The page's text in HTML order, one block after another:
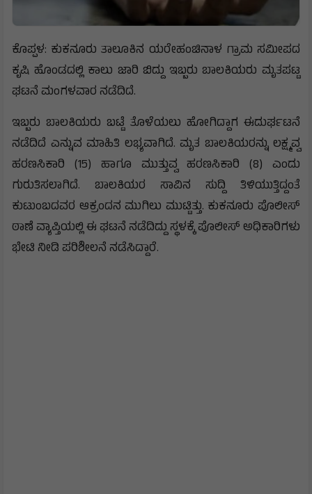
ಕೊಪ್ಪಳ: ಕುಕನೂರು ತಾಲೂಕಿನ ಯರೇಹಂಚಿನಾಳ ಗ್ರಾಮ ಸಮೀಪದ
ಕೃಷಿ ಹೊಂಡದಲ್ಲಿ ಕಾಲು ಜಾರಿ ಬಿದ್ದು ಇಬ್ಬರು ಬಾಲಕಿಯರು ಮೃತಪಟ್ಟ
ಘಟನೆ ಮಂಗಳವಾರ ನಡೆದಿದೆ.
ಇಬ್ಬರು ಬಾಲಕಿಯರು ಬಟ್ಟೆ ತೊಳೆಯಲು ಹೋಗಿದ್ದಾಗ ಈದುರ್ಘಟನೆ
ನಡೆದಿದೆ ಎನ್ನುವ ಮಾಹಿತಿ ಲಭ್ಯವಾಗಿದೆ. ಮೃತ ಬಾಲಕಿಯರನ್ನು ಲಕ್ಷ್ಮವ್ವ
ಹರಣಸಿಕಾರಿ (15) ಹಾಗೂ ಮುತ್ತುವ್ವ ಹರಣಸಿಕಾರಿ (8) ಎಂದು
ಗುರುತಿಸಲಾಗಿದೆ. ಬಾಲಕಿಯರ ಸಾವಿನ ಸುದ್ದಿ ತಿಳಿಯುತ್ತಿದ್ದಂತೆ
ಕುಟುಂಬದವರ ಆಕ್ರಂದನ ಮುಗಿಲು ಮುಟ್ಟಿತ್ತು. ಕುಕನೂರು ಪೊಲೀಸ್
ಠಾಣೆ ವ್ಯಾಪ್ತಿಯಲ್ಲಿ ಈ ಘಟನೆ ನಡೆದಿದ್ದು ಸ್ಥಳಕ್ಕೆ ಪೊಲೀಸ್ ಅಧಿಕಾರಿಗಳು
ಭೇಟಿ ನೀಡಿ ಪರಿಶೀಲನೆ ನಡೆಸಿದ್ದಾರೆ.